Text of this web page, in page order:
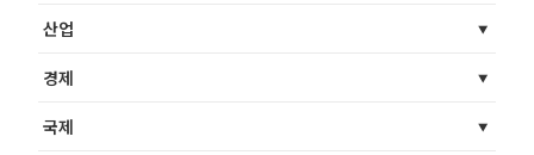
산업
경제
국제